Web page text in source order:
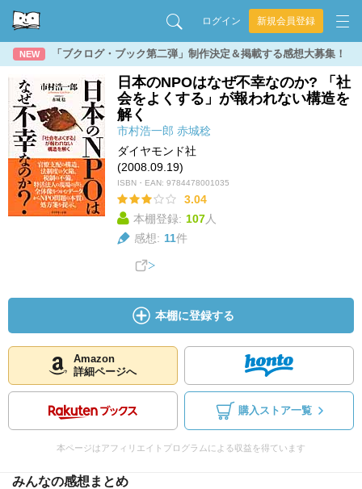
ログイン 新規会員登録
NEW 「ブクログ・ブック第二弾」制作決定＆掲載する感想大募集！
日本のNPOはなぜ不幸なのか? 「社
会をよくする」が報われない構造を
解く
市村浩一郎 赤城稔
ダイヤモンド社
(2008.09.19)
ISBN・EAN: 9784478001035
3.04
本棚登録: 107人
感想: 11件
本棚に登録する
Amazon
詳細ページへ
購入ストア一覧
本ページはアフィリエイトプログラムによる収益を得ています
みんなの感想まとめ